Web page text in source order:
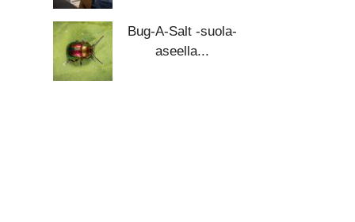
Bug-A-Salt -suola-
aseella...